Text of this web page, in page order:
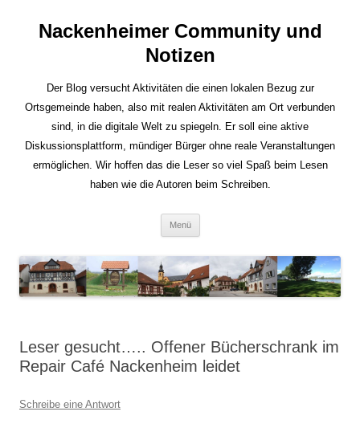
Nackenheimer Community und
Notizen
Der Blog versucht Aktivitäten die einen lokalen Bezug zur
Ortsgemeinde haben, also mit realen Aktivitäten am Ort verbunden
sind, in die digitale Welt zu spiegeln. Er soll eine aktive
Diskussionsplattform, mündiger Bürger ohne reale Veranstaltungen
ermöglichen. Wir hoffen das die Leser so viel Spaß beim Lesen
haben wie die Autoren beim Schreiben.
Menü
Leser gesucht….. Offener Bücherschrank im
Repair Café Nackenheim leidet
Schreibe eine Antwort